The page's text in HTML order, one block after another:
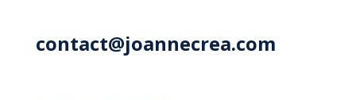
contact@joannecrea.com